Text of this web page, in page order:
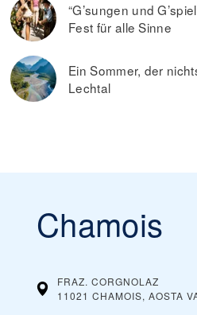
“G’sungen und
Fest für alle Sinne
Ein Sommer, der
Lechtal
Chamois
FRAZ. CORGNOLAZ
11021 CHAMOIS, AOSTA